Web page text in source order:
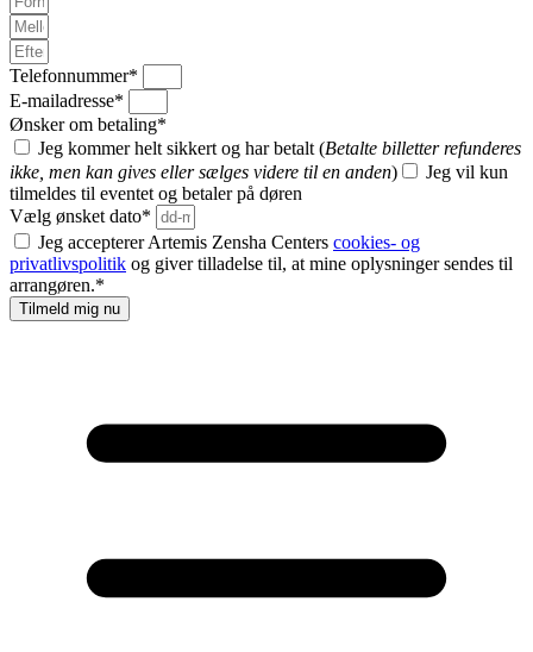
Telefonnummer*
E-mailadresse*
Ønsker om betaling*
Jeg kommer helt sikkert og har betalt (Betalte billetter refunderes
ikke, men kan gives eller sælges videre til en anden)
Jeg vil kun
tilmeldes til eventet og betaler på døren
Vælg ønsket dato*
Jeg accepterer Artemis Zensha Centers cookies- og
privatlivspolitik og giver tilladelse til, at mine oplysninger sendes til
arrangøren.*
Tilmeld mig nu